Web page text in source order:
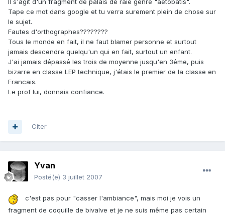
Il s'agit d'un fragment de palais de raie genre "aetobatis".
Tape ce mot dans google et tu verra surement plein de chose sur
le sujet.
Fautes d'orthographes????????
Tous le monde en fait, il ne faut blamer personne et surtout
jamais descendre quelqu'un qui en fait, surtout un enfant.
J'ai jamais dépassé les trois de moyenne jusqu'en 3éme, puis
bizarre en classe LEP technique, j'étais le premier de la classe en
Francais.
Le prof lui, donnais confiance.
Citer
Yvan
Posté(e) 3 juillet 2007
c'est pas pour "casser l'ambiance", mais moi je vois un
fragment de coquille de bivalve et je ne suis même pas certain